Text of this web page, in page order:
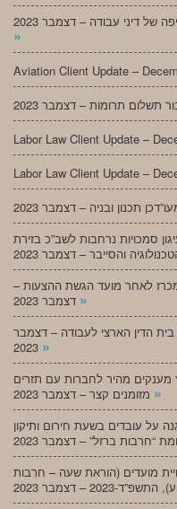
דיני עבודה – דצמבר 2023
»
Aviation Client Update –
Labor Law Client Update –
Labor Law Client Update –
סמכויות נרחבות לשב”כ בזירת
מכרז לאחר מועד הגשת ההצעות –
»
הדין הארצי לעבודה – דצמבר
»
מענקים מהיר לחברות עם תזרים
»
– תיקון מס’ 5 לחוק הגנה על עובדים בשעת חירום ותיקון
מועדים (הוראת שעה – חרבות